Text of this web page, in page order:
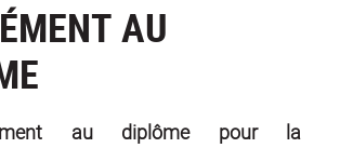
AU
au diplômepour la